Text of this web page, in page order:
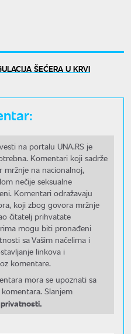
ŠEĆERA U KRVI
na portalu UNA.RS je
Komentari koji sadrže
mržnje na nacionalnoj,
nečije seksualne
Komentari odražavaju
koji zbog govora mržnje
čitatelj prihvatate
mogu biti pronađeni
sa Vašim načelima i
linkova i
komentare.
mora se upoznati sa
Slanjem